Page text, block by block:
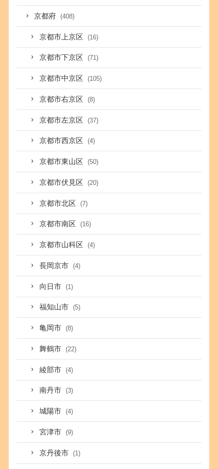
京都府 (408)
京都市上京区 (16)
京都市下京区 (71)
京都市中京区 (105)
京都市右京区 (8)
京都市左京区 (37)
京都市西京区 (4)
京都市東山区 (50)
京都市伏見区 (20)
京都市北区 (7)
京都市南区 (16)
京都市山科区 (4)
長岡京市 (4)
向日市 (1)
福知山市 (5)
亀岡市 (8)
舞鶴市 (22)
綾部市 (4)
南丹市 (3)
城陽市 (4)
宮津市 (9)
京丹後市 (1)